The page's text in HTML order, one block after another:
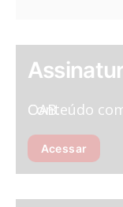
Conteúdo completo para a 1ª e 2ª fase da OAB.
Acessar